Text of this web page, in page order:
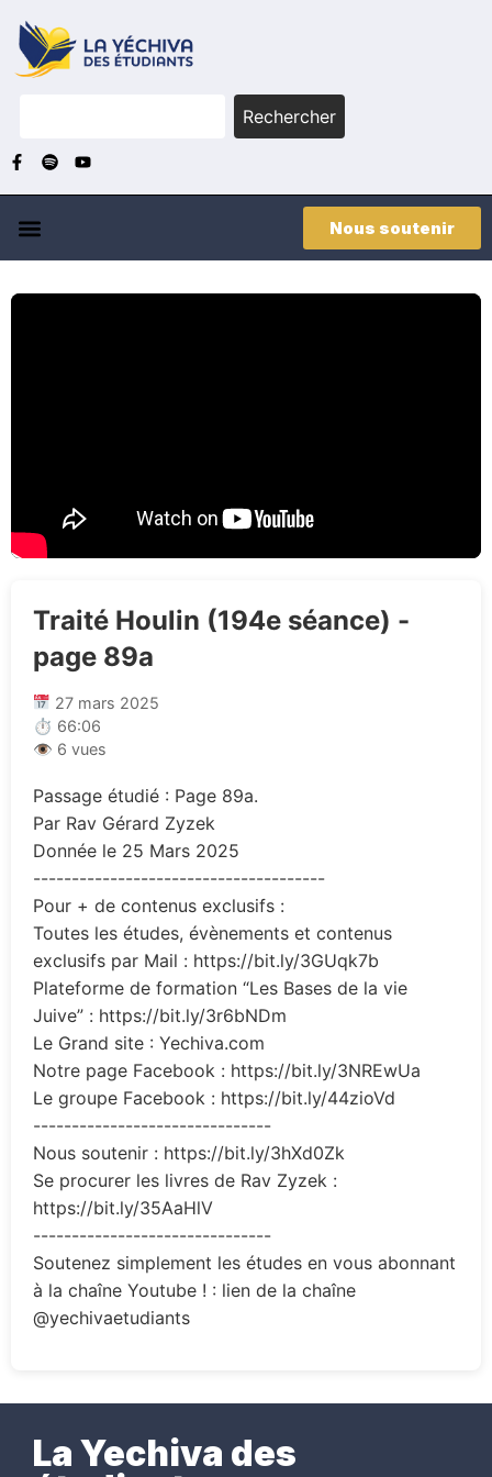
Rechercher
Nous soutenir
Traité Houlin (194e séance) -
page 89a
27 mars 2025
⏱ 66:06
👁 6 vues
Passage étudié : Page 89a.
Par Rav Gérard Zyzek
Donnée le 25 Mars 2025
--------------------------------------
Pour + de contenus exclusifs :
Toutes les études, évènements et contenus
exclusifs par Mail : https://bit.ly/3GUqk7b
Plateforme de formation “Les Bases de la vie
Juive” : https://bit.ly/3r6bNDm
Le Grand site : Yechiva.com
Notre page Facebook : https://bit.ly/3NREwUa
Le groupe Facebook : https://bit.ly/44zioVd
-------------------------------
Nous soutenir : https://bit.ly/3hXd0Zk
Se procurer les livres de Rav Zyzek :
https://bit.ly/35AaHlV
-------------------------------
Soutenez simplement les études en vous abonnant
à la chaîne Youtube ! : lien de la chaîne
@yechivaetudiants
La Yechiva des